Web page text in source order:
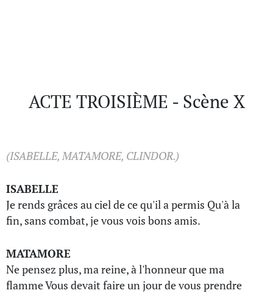
ACTE TROISIÈME - Scène X
(ISABELLE, MATAMORE, CLINDOR.)
ISABELLE
Je rends grâces au ciel de ce qu'il a permis Qu'à la
fin, sans combat, je vous vois bons amis.
MATAMORE
Ne pensez plus, ma reine, à l'honneur que ma
flamme Vous devait faire un jour de vous prendre